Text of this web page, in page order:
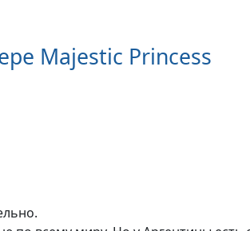
Majestic Princess